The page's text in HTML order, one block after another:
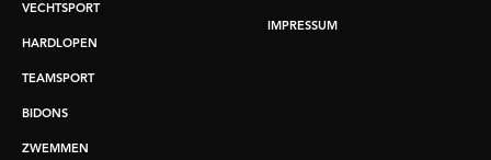
VECHTSPORT
HARDLOPEN
TEAMSPORT
BIDONS
ZWEMMEN
IMPRESSUM